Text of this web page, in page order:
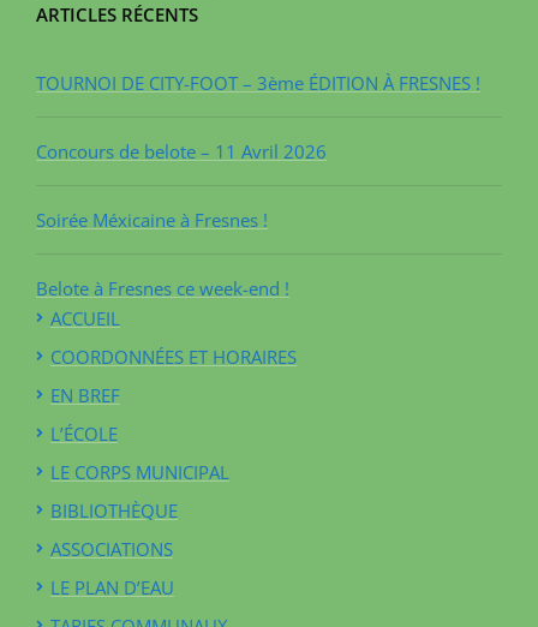
ARTICLES RÉCENTS
TOURNOI DE CITY-FOOT – 3ème ÉDITION À FRESNES !
Concours de belote – 11 Avril 2026
Soirée Méxicaine à Fresnes !
Belote à Fresnes ce week-end !
ACCUEIL
COORDONNÉES ET HORAIRES
EN BREF
L’ÉCOLE
LE CORPS MUNICIPAL
BIBLIOTHÈQUE
ASSOCIATIONS
LE PLAN D’EAU